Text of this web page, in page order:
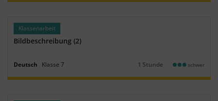
Klassenarbeit
Bildbeschreibung (2)
Deutsch Klasse 7
Dauer:
1 Stunde schwer